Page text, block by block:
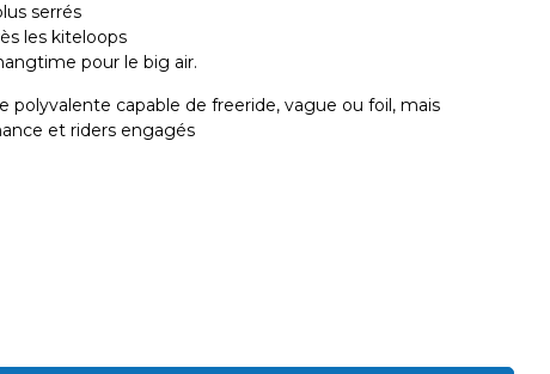
serrés
les kiteloops
pour le big air.
polyvalente capable de freeride, vague ou foil, mais
et riders engagés